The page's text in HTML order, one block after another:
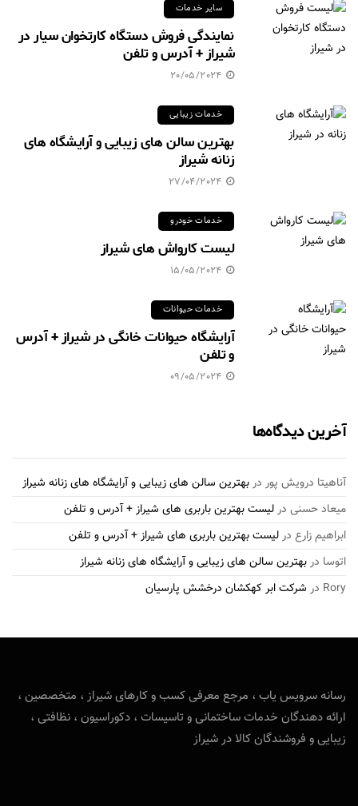
سایر خدمات
نمایندگی فروش دستگاه کارتخوان سیار در
شیراز + آدرس و تلفن
20/05/2024
خدمات زیبایی
بهترین سالن های زیبایی و آرایشگاه های
زنانه شیراز
27/04/2024
خدمات خودرو
لیست کارواش های شیراز
15/05/2024
خدمات حیوانات
آرایشگاه حیوانات خانگی در شیراز + آدرس
و تلفن
09/05/2024
آخرین دیدگاه‌ها
آناهیتا درویش پور دربهترین سالن های زیبایی و آرایشگاه های زنانه شیراز
میعاد حسنی درلیست بهترین باربری های شیراز + آدرس و تلفن
ابراهیم زارع درلیست بهترین باربری های شیراز + آدرس و تلفن
اتوسا دربهترین سالن های زیبایی و آرایشگاه های زنانه شیراز
Rory در شرکت ابر کهکشان درخشش پارسیان
رسانه سرویس یاب ، مرجع معرفی کسب و کارهای شیراز ، متخصصین ،
ارائه دهندگان خدمات ساختمانی و تاسیسات ، دکوراسیون ، نظافتی ،
زیبایی و فروشندگان کالا در شیراز